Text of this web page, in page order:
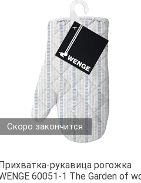
Скоро закончится
Прихватка-рукавица рогожка
60051-1 The Garden of